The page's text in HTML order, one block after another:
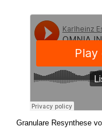
Granulare Resynthese